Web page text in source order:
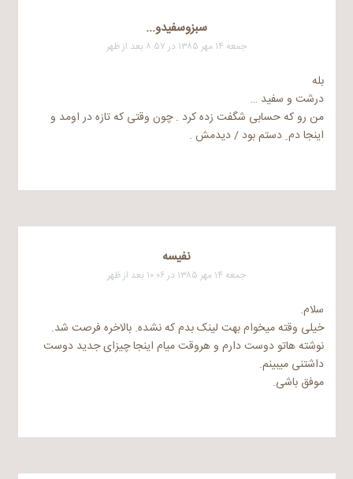
سبزوسفیدو...
جمعه ۱۴ مهر ۱۳۸۵ در ۸:۵۷ بعد از ظهر
بله
درشت و سفید …
من رو که حسابی شگفت زده کرد . چون وقتی که تازه در اومد و
اینجا دم ِ دستم بود / دیدمش .
نفیسه
جمعه ۱۴ مهر ۱۳۸۵ در ۱۰:۰۶ بعد از ظهر
سلام.
خیلی وقته می​خوام بهت لینک بدم که نشده. بالاخره فرصت شد.
نوشته هاتو دوست دارم و هروقت میام اینجا چیزای جدید دوست
داشتنی می​بینم.
موفق باشی.